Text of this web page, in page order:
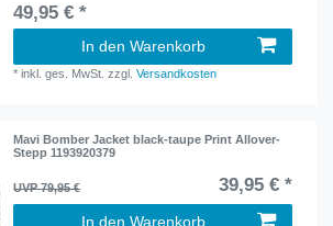
49,95 € *
In den Warenkorb
*inkl. ges. MwSt. zzgl.Versandkosten
Mavi Bomber Jacket black-taupe Print Allover-
Stepp 1193920379
UVP 79,95 € 39,95 € *
In den Warenkorb